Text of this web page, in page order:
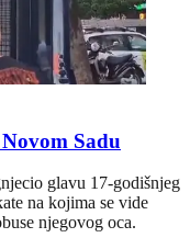
Sadu
glavu 17-godišnjeg
na kojima se vide
njegovog oca.